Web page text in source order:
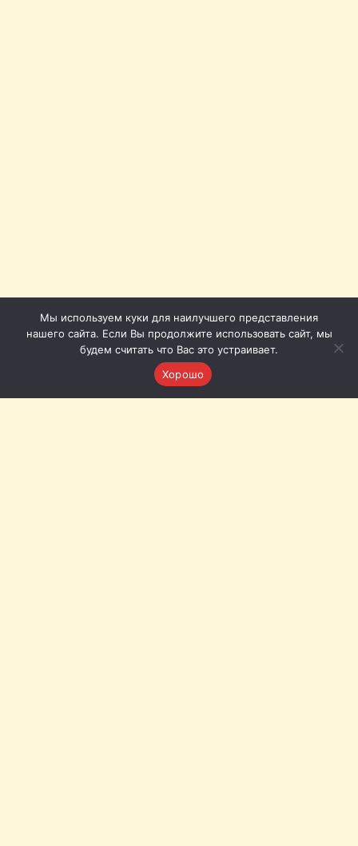
Мы используем куки для наилучшего представления
нашего сайта. Если Вы продолжите использовать сайт, мы
будем считать что Вас это устраивает.
Хорошо